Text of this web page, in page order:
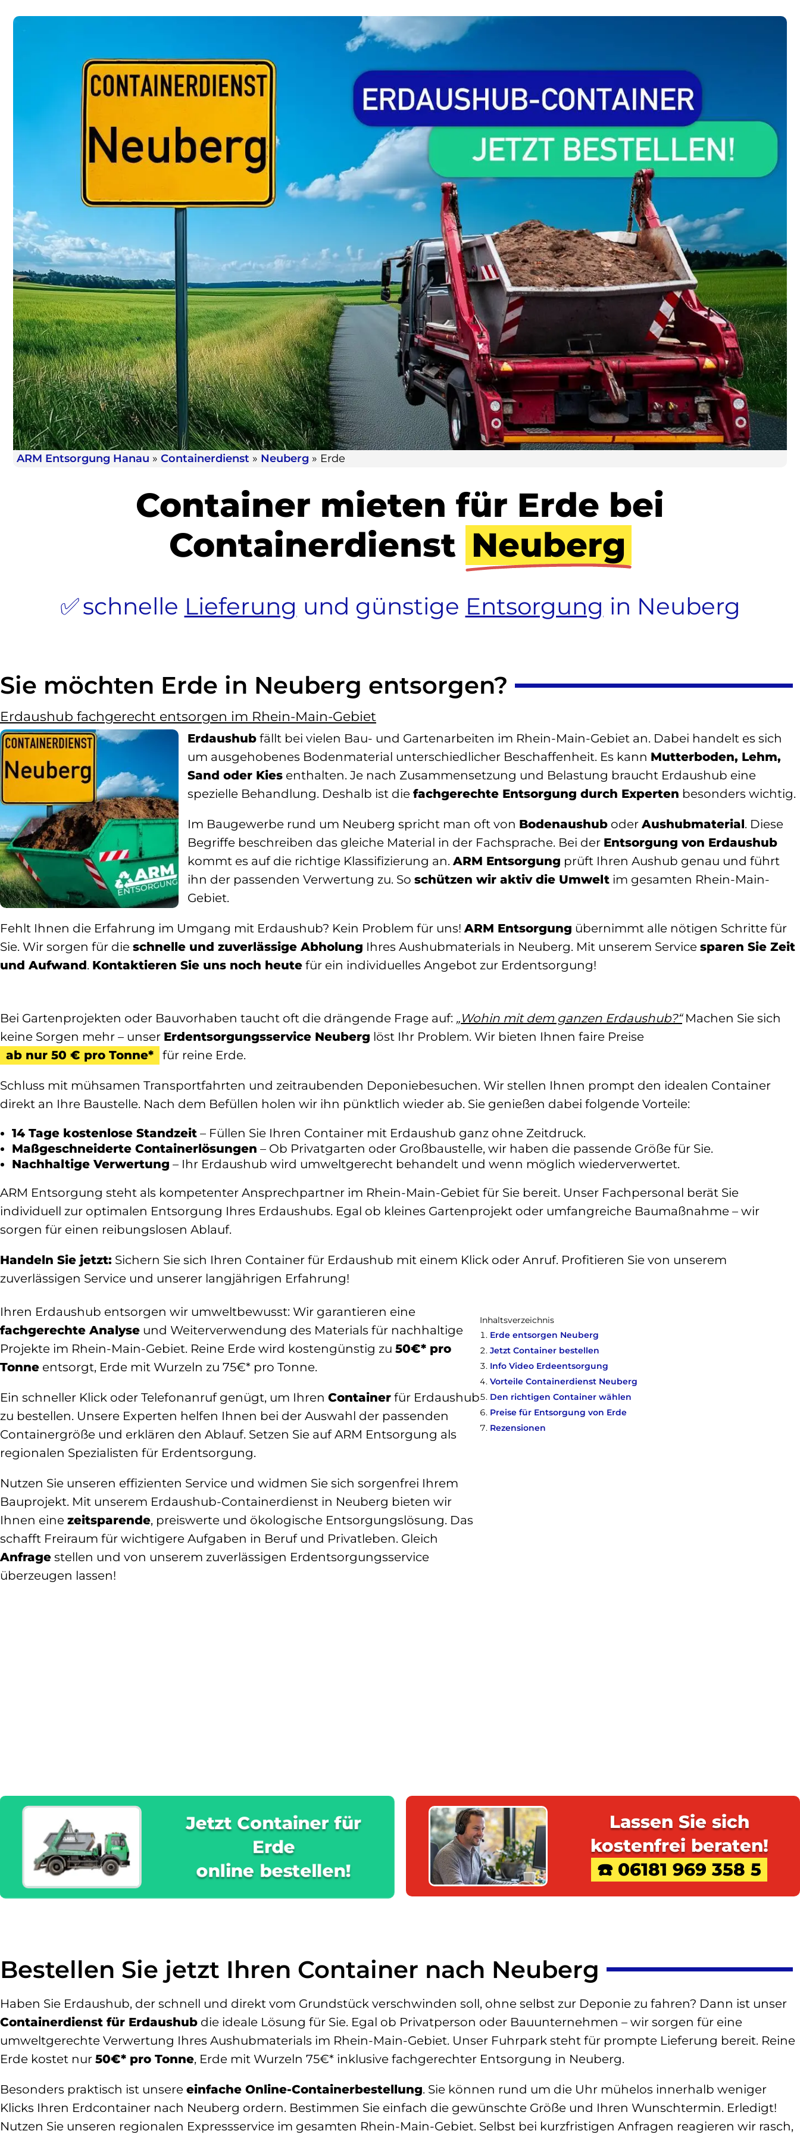
ARM Entsorgung Hanau » Containerdienst » Neuberg » Erde
Container mieten für Erde bei
Containerdienst Neuberg
schnelle Lieferung und günstige Entsorgung in Neuberg
Sie möchten Erde in Neuberg entsorgen?
Erdaushub fachgerecht entsorgen im Rhein-Main-Gebiet
Erdaushub fällt bei vielen Bau- und Gartenarbeiten im Rhein-Main-Gebiet an. Dabei handelt es sich
um ausgehobenes Bodenmaterial unterschiedlicher Beschaffenheit. Es kann Mutterboden, Lehm,
Sand oder Kies enthalten. Je nach Zusammensetzung und Belastung braucht Erdaushub eine
spezielle Behandlung. Deshalb ist die fachgerechte Entsorgung durch Experten besonders wichtig.
Im Baugewerbe rund um Neuberg spricht man oft von Bodenaushub oder Aushubmaterial. Diese
Begriffe beschreiben das gleiche Material in der Fachsprache. Bei der Entsorgung von Erdaushub
kommt es auf die richtige Klassifizierung an. ARM Entsorgung prüft Ihren Aushub genau und führt
ihn der passenden Verwertung zu. So schützen wir aktiv die Umwelt im gesamten Rhein-Main-
Gebiet.
Fehlt Ihnen die Erfahrung im Umgang mit Erdaushub? Kein Problem für uns! ARM Entsorgung übernimmt alle nötigen Schritte für
Sie. Wir sorgen für die schnelle und zuverlässige Abholung Ihres Aushubmaterials in Neuberg. Mit unserem Service sparen Sie Zeit
und Aufwand. Kontaktieren Sie uns noch heute für ein individuelles Angebot zur Erdentsorgung!
Bei Gartenprojekten oder Bauvorhaben taucht oft die drängende Frage auf: „Wohin mit dem ganzen Erdaushub?“Machen Sie sich
keine Sorgen mehr – unser Erdentsorgungsservice Neuberg löst Ihr Problem. Wir bieten Ihnen faire Preise
ab nur 50 € pro Tonne*
für reine Erde.
Schluss mit mühsamen Transportfahrten und zeitraubenden Deponiebesuchen. Wir stellen Ihnen prompt den idealen Container
direkt an Ihre Baustelle. Nach dem Befüllen holen wir ihn pünktlich wieder ab. Sie genießen dabei folgende Vorteile:
14 Tage kostenlose Standzeit – Füllen Sie Ihren Container mit Erdaushub ganz ohne Zeitdruck.
Maßgeschneiderte Containerlösungen – Ob Privatgarten oder Großbaustelle, wir haben die passende Größe für Sie.
Nachhaltige Verwertung – Ihr Erdaushub wird umweltgerecht behandelt und wenn möglich wiederverwertet.
ARM Entsorgung steht als kompetenter Ansprechpartner im Rhein-Main-Gebiet für Sie bereit. Unser Fachpersonal berät Sie
individuell zur optimalen Entsorgung Ihres Erdaushubs. Egal ob kleines Gartenprojekt oder umfangreiche Baumaßnahme – wir
sorgen für einen reibungslosen Ablauf.
Handeln Sie jetzt: Sichern Sie sich Ihren Container für Erdaushub mit einem Klick oder Anruf. Profitieren Sie von unserem
zuverlässigen Service und unserer langjährigen Erfahrung!
Ihren Erdaushub entsorgen wir umweltbewusst: Wir garantieren eine
fachgerechte Analyse und Weiterverwendung des Materials für nachhaltige
Projekte im Rhein-Main-Gebiet. Reine Erde wird kostengünstig zu 50€* pro
Tonne entsorgt, Erde mit Wurzeln zu 75€* pro Tonne.
Ein schneller Klick oder Telefonanruf genügt, um Ihren Container für Erdaushub
zu bestellen. Unsere Experten helfen Ihnen bei der Auswahl der passenden
Containergröße und erklären den Ablauf. Setzen Sie auf ARM Entsorgung als
regionalen Spezialisten für Erdentsorgung.
Nutzen Sie unseren effizienten Service und widmen Sie sich sorgenfrei Ihrem
Bauprojekt. Mit unserem Erdaushub-Containerdienst in Neuberg bieten wir
Ihnen eine zeitsparende, preiswerte und ökologische Entsorgungslösung. Das
schafft Freiraum für wichtigere Aufgaben in Beruf und Privatleben. Gleich
Anfrage stellen und von unserem zuverlässigen Erdentsorgungsservice
überzeugen lassen!
Inhaltsverzeichnis
Erde entsorgen Neuberg
Jetzt Container bestellen
Info Video Erdeentsorgung
Vorteile Containerdienst Neuberg
Den richtigen Container wählen
Preise für Entsorgung von Erde
Rezensionen
Jetzt Container für
Erde
online bestellen!
Lassen Sie sich
kostenfrei beraten!
☎️ 06181 969 358 5
Bestellen Sie jetzt Ihren Container nach Neuberg
Haben Sie Erdaushub, der schnell und direkt vom Grundstück verschwinden soll, ohne selbst zur Deponie zu fahren? Dann ist unser
Containerdienst für Erdaushub die ideale Lösung für Sie. Egal ob Privatperson oder Bauunternehmen – wir sorgen für eine
umweltgerechte Verwertung Ihres Aushubmaterials im Rhein-Main-Gebiet. Unser Fuhrpark steht für prompte Lieferung bereit. Reine
Erde kostet nur 50€* pro Tonne, Erde mit Wurzeln 75€* inklusive fachgerechter Entsorgung in Neuberg.
Besonders praktisch ist unsere einfache Online-Containerbestellung. Sie können rund um die Uhr mühelos innerhalb weniger
Klicks Ihren Erdcontainer nach Neuberg ordern. Bestimmen Sie einfach die gewünschte Größe und Ihren Wunschtermin. Erledigt!
Nutzen Sie unseren regionalen Expressservice im gesamten Rhein-Main-Gebiet. Selbst bei kurzfristigen Anfragen reagieren wir rasch,